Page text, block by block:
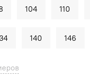
104 110
140 146